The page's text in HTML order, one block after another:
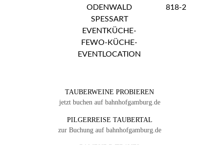
TAUBERWEINE PROBIEREN
jetzt buchen auf bahnhofgamburg.de
PILGERREISE TAUBERTAL
zur Buchung auf bahnhofgamburg.de